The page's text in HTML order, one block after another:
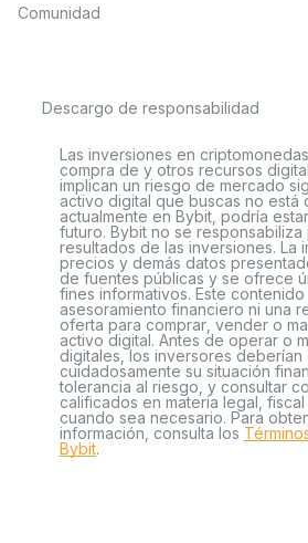
Hoy SOL tiene una capitalización de
Solana incorpora una plataforma de
con su moneda digital nativa y
desarrolladores a crear aplicaciones y
tiendas de aplicaciones. Actualmente
lenguajes de código C, C+ y Rust.
Solana también podría resolver el
microtransacciones. Para que sean
la aplicación requieren que los usuarios
determinada cantidad con sus tarjetas
transacciones de Solana cuestan solo
ayudar a mejorar el panorama de las
aplicación.
Comunidad
Descargo de responsabilidad
Las inversiones en
compra de y otros recursos
implican un riesgo de mercado
activo digital que buscas no está
actualmente en Bybit, podría
futuro. Bybit no se responsabiliza
resultados de las inversiones. La
precios y demás datos
de fuentes públicas y se ofrece
fines informativos. Este
asesoramiento financiero ni una
oferta para comprar, vender o
activo digital. Antes de operar o
digitales, los inversores deberían
cuidadosamente su situación
tolerancia al riesgo, y consultar
calificados en materia legal,
cuando sea necesario. Para
información, consulta los
Bybit.